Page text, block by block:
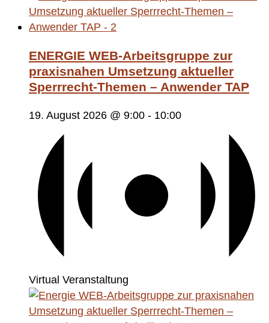
ENERGIE WEB-Arbeitsgruppe zur
praxisnahen Umsetzung aktueller
Sperrrecht-Themen – Anwender TAP
19. August 2026 @ 9:00 - 10:00
Virtual Veranstaltung